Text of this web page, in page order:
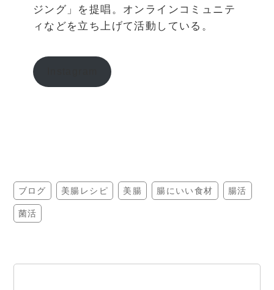
ジング」を提唱。オンラインコミュニテ
ィなどを立ち上げて活動している。
ブログ 美腸レシピ 美腸 腸にいい食材 腸活
菌活